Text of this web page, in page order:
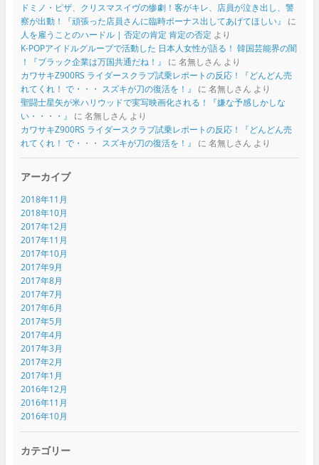
ドミノ・ピザ、クリスマスイヴの惨劇！客がキレ、店員が泣き出し、警
察が出動！『頑張った店員さんに臨時ボーナス出してあげてほしい』
に
人を雇うことのハードル | 否定の肯定 肯定の否定 より
K-POPアイドルグループで活動した 日本人女性が語る！ 韓国芸能界の闇
！『ブラック企業は万国共通だね！』
に 名無しさん より
カワサキZ900RS ライダースクラブ試乗レポートの反応！『どんどん売
れてくれ！ で・・・ スズキが刀の復活を！』
に 名無しさん より
聖闘士星矢が米ハリウッドで実写映画化される！『嫌な予感しかしな
い・・・・』
に 名無しさん より
カワサキZ900RS ライダースクラブ試乗レポートの反応！『どんどん売
れてくれ！ で・・・ スズキが刀の復活を！』
に 名無しさん より
アーカイブ
2018年11月
2018年10月
2017年12月
2017年11月
2017年10月
2017年9月
2017年8月
2017年7月
2017年6月
2017年5月
2017年4月
2017年3月
2017年2月
2017年1月
2016年12月
2016年11月
2016年10月
カテゴリー